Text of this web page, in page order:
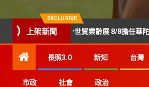
EXCLUSIVE
上架新聞
美鳳現身世貿樂齡展 8/8擔任華陀扶元堂一日
長照3.0 新知 台灣
市政 社會 政治